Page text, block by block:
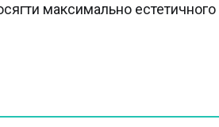
максимально естетичного